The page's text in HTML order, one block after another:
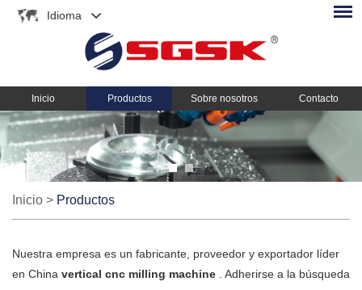
Idioma
Inicio Productos Sobre nosotros Contacto
Inicio > Productos
Nuestra empresa es un fabricante, proveedor y exportador líder
en China vertical cnc milling machine
. Adherirse a la búsqueda